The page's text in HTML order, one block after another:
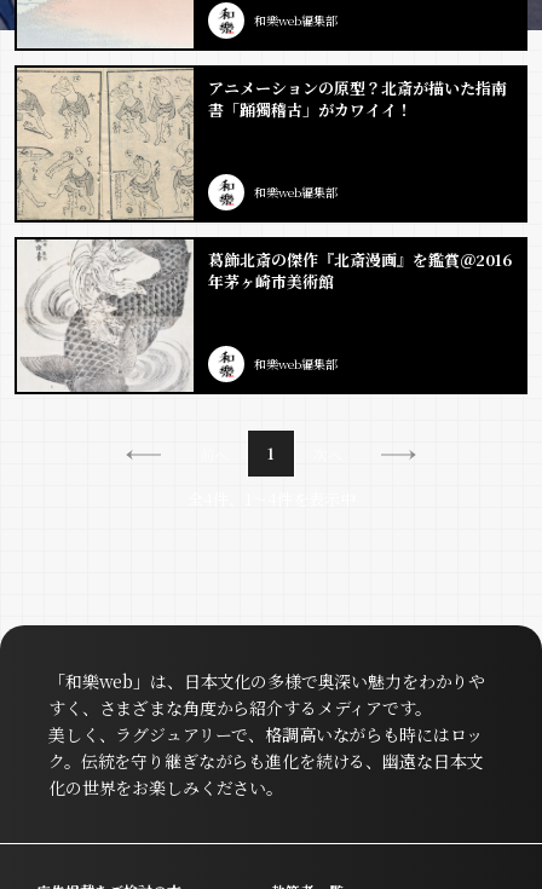
和樂web編集部
アニメーションの原型？北斎が描いた指南
書「踊獨稽古」がカワイイ！
和樂web編集部
葛飾北斎の傑作『北斎漫画』を鑑賞＠2016
年茅ヶ崎市美術館
和樂web編集部
1
「和樂web」は、日本文化の多様で奥深い魅力をわかりや
すく、さまざまな角度から紹介するメディアです。
美しく、ラグジュアリーで、格調高いながらも時にはロッ
ク。伝統を守り継ぎながらも進化を続ける、幽遠な日本文
化の世界をお楽しみください。